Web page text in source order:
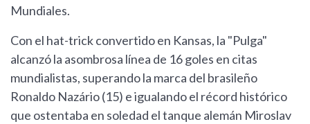
Mundiales.
Con el hat-trick convertido en Kansas, la "Pulga"
alcanzó la asombrosa línea de 16 goles en citas
mundialistas, superando la marca del brasileño
Ronaldo Nazário (15) e igualando el récord histórico
que ostentaba en soledad el tanque alemán Miroslav